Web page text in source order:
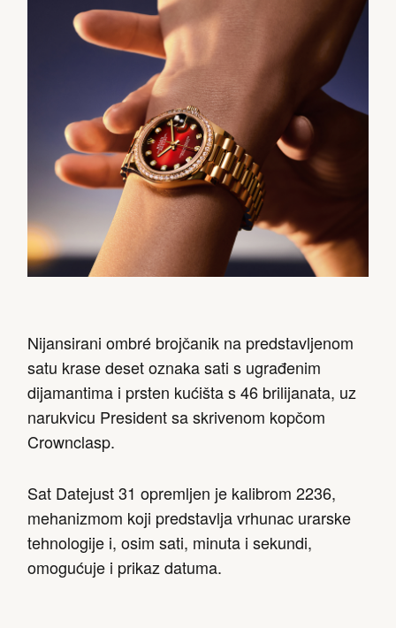
Nijansirani ombré brojčanik na predstavljenom
satu krase deset oznaka sati s ugrađenim
dijamantima i prsten kućišta s 46 brilijanata, uz
narukvicu President sa skrivenom kopčom
Crownclasp.
Sat Datejust 31 opremljen je kalibrom 2236,
mehanizmom koji predstavlja vrhunac urarske
tehnologije i, osim sati, minuta i sekundi,
omogućuje i prikaz datuma.